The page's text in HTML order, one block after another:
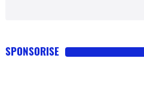
SPONSORISE